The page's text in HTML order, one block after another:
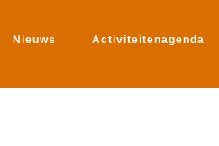
Nieuws Activiteitenagenda